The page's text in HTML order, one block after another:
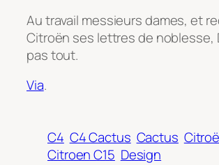
Au travail messieurs dames, et
Citroën ses lettres de noblesse,
pas tout.
Via.
C4 C4 Cactus Cactus
Citroen C15 Design